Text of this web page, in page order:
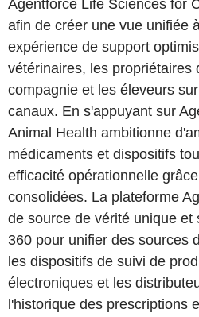
Agentforce Life Sciences for
afin de créer une vue unifiée
expérience de support
vétérinaires, les propriétaires
compagnie et les éleveurs
canaux. En s'appuyant sur
Animal Health ambitionne
médicaments et dispositifs
efficacité opérationnelle
consolidées. La plateforme
de source de vérité unique et
360 pour unifier des sources
les dispositifs de suivi de
électroniques et les
l'historique des prescriptions